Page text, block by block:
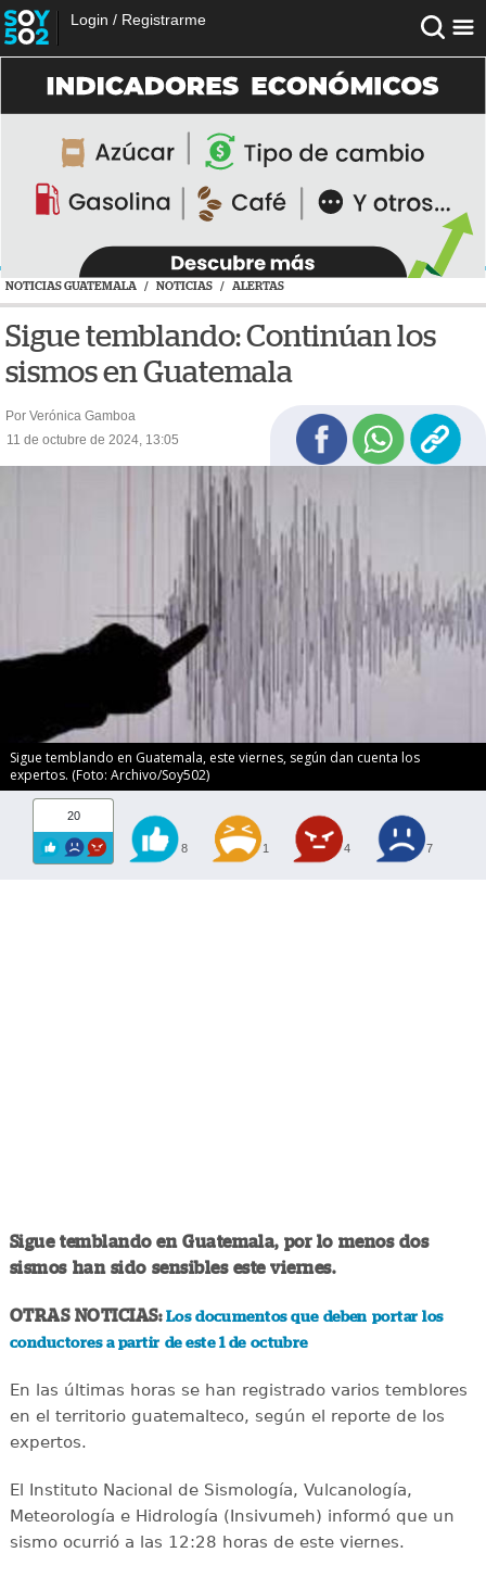
Login / Registrarme
NOTICIAS GUATEMALA / NOTICIAS / ALERTAS
Sigue temblando: Continúan los
sismos en Guatemala
Por Verónica Gamboa
11 de octubre de 2024, 13:05
Sigue temblando en Guatemala, este viernes, según dan cuenta los
expertos. (Foto: Archivo/Soy502)
20
8 1 4 7
Sigue temblando en Guatemala, por lo menos dos
sismos han sido sensibles este viernes.
OTRAS NOTICIAS:Los documentos que deben portar los
conductores a partir de este 1 de octubre
En las últimas horas se han registrado varios temblores
en el territorio guatemalteco, según el reporte de los
expertos.
El Instituto Nacional de Sismología, Vulcanología,
Meteorología e Hidrología (Insivumeh) informó que un
sismo ocurrió a las 12:28 horas de este viernes.